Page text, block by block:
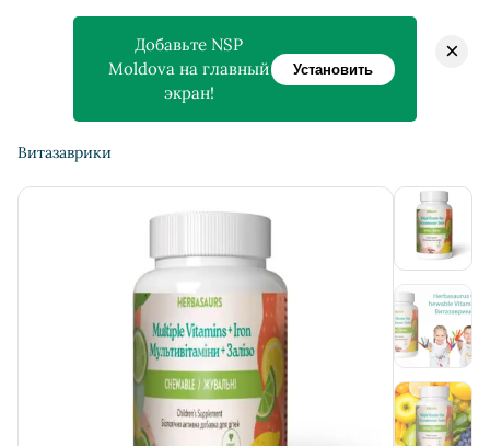
> >
Витазаврики
Добавьте NSP
Moldova на главный
экран!
Установить
×